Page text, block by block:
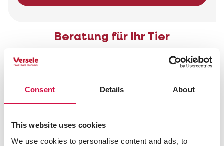
Consent Details About
This website uses cookies
We use cookies to personalise content and ads, to
Beratung für Ihr Tier